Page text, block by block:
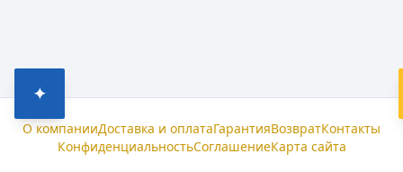
✦
О компанииДоставка и оплатаГарантияВозвратКонтакты
КонфиденциальностьСоглашениеКарта сайта